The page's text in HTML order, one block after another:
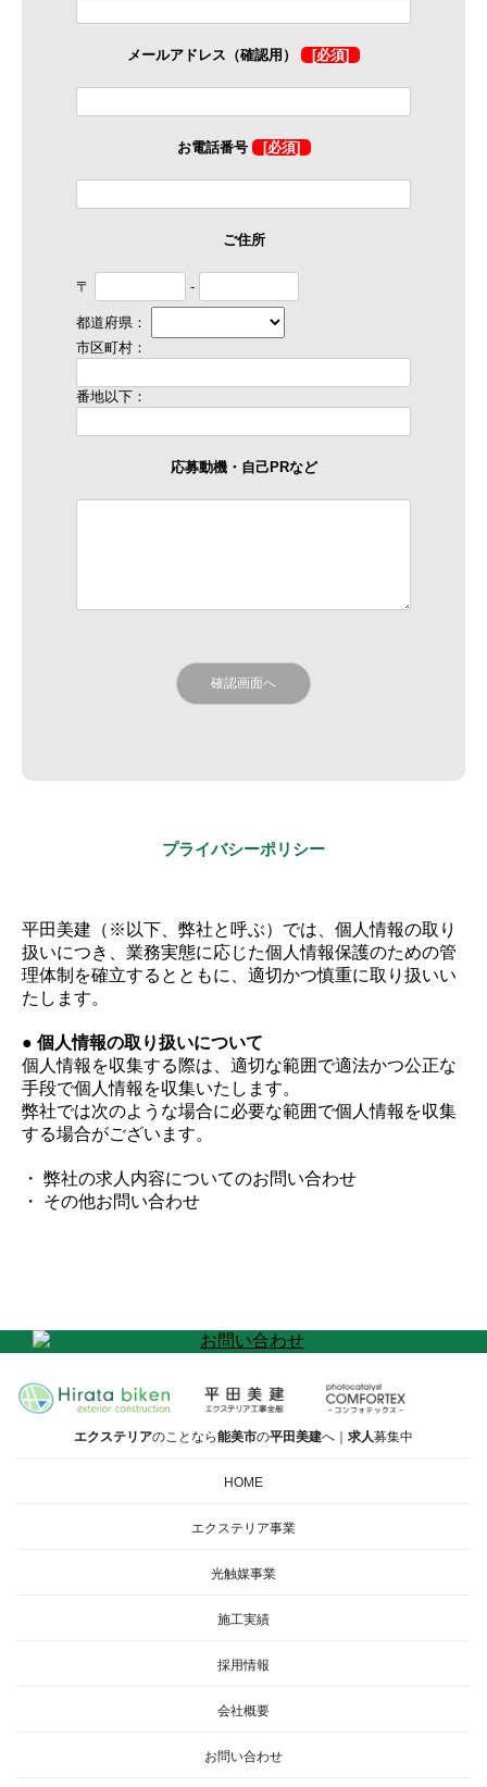
メールアドレス（確認用） [必須]
お電話番号 [必須]
ご住所
〒 -
都道府県：
市区町村：
番地以下：
応募動機・自己PRなど
プライバシーポリシー
平田美建（※以下、弊社と呼ぶ）では、個人情報の取り
扱いにつき、業務実態に応じた個人情報保護のための管
理体制を確立するとともに、適切かつ慎重に取り扱いい
たします。
● 個人情報の取り扱いについて
個人情報を収集する際は、適切な範囲で適法かつ公正な
手段で個人情報を収集いたします。
弊社では次のような場合に必要な範囲で個人情報を収集
する場合がございます。
・ 弊社の求人内容についてのお問い合わせ
・ その他お問い合わせ
エクステリアのことなら能美市の平田美建へ｜ 求人募集中
HOME
エクステリア事業
光触媒事業
施工実績
採用情報
会社概要
お問い合わせ